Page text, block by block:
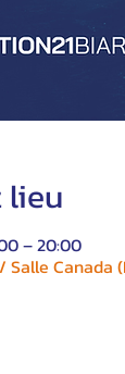
lieu
– 20:00
/ Salle